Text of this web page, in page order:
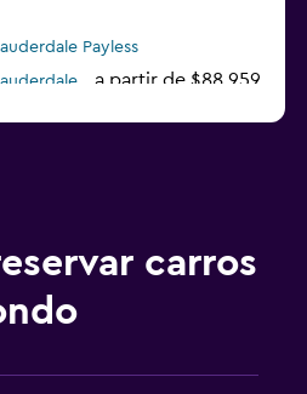
Payless
a partir de $88.959
carros